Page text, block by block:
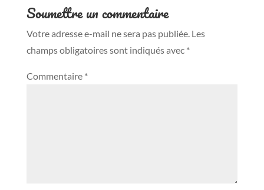
Soumettre un commentaire
Votre adresse e-mail ne sera pas publiée. Les
champs obligatoires sont indiqués avec *
Commentaire *